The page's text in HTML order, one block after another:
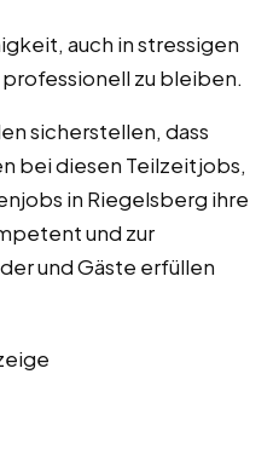
auch in stressigen
zu bleiben.
sicherstellen, dass
bei diesen Teilzeitjobs,
in Riegelsberg ihre
und zur
und Gäste erfüllen